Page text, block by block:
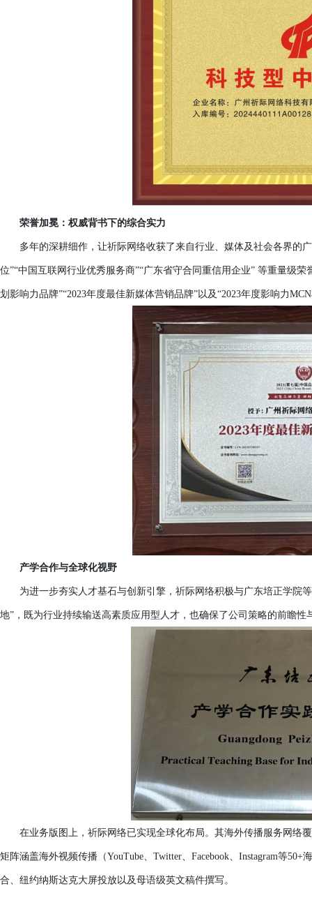
荣誉加冕：权威背书下的综合实力
多年的深耕细作，让祈际网络收获了来自行业、媒体及社会各界的
位”“中国互联网行业优秀服务商”“广东省守合同重信用企业” 等重量级
划影响力品牌”“2023年度最佳新媒体营销品牌”以及“2023年度影响力
产学合作与全球化视野
为进一步夯实人才基石与创新引擎，祈际网络积极与广东培正学院
地”，既为行业持续输送高素质应用型人才，也确保了公司策略的前瞻性
在业务版图上，祈际网络已实现全球化布局。其海外传播服务网络
矩阵涵盖海外视频传播（YouTube、Twitter、Facebook、Instagram等
合、纽约纳斯达克大屏投放以及母语级英文稿件撰写。